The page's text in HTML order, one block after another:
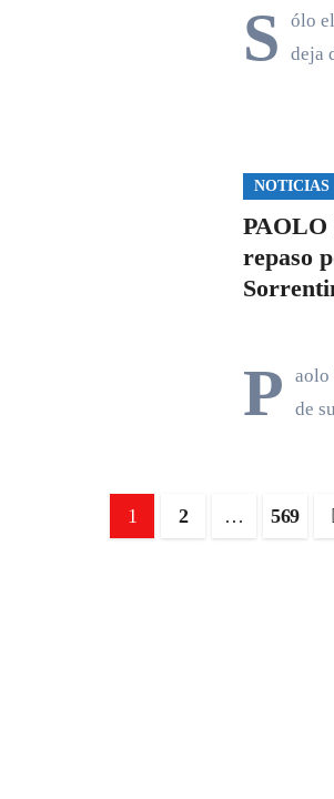
S
ólo
deja
NOTICIAS
repaso
P
aolo
de
Paginación
1 2 … 569